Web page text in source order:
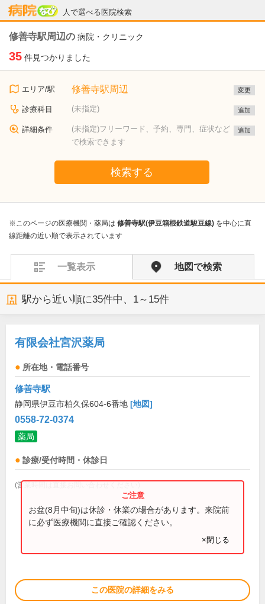
人で選べる医院検索
病院なび
修善寺駅周辺の 病院・クリニック
35 件見つかりました
エリア/駅 修善寺駅周辺 変更
診療科目 (未指定) 追加
詳細条件
(未指定)フリーワード、予約、専門、症状など
で検索できます
追加
検索する
※このページの医療機関・薬局は 修善寺駅(伊豆箱根鉄道駿豆線) を中心に直
線距離の近い順で表示されています
一覧表示 地図で検索
駅から近い順に35件中、 1～15件
有限会社宮沢薬局
所在地・電話番号
修善寺駅
静岡県伊豆市柏久保604-6番地 [地図]
0558-72-0374
薬局
診療/受付時間・休診日
(営業時間は直接お問い合わせください)
お盆(8月中旬)は休診・休業の場合があります。来院前
に必ず医療機関に直接ご確認ください。
×閉じる
この医院の詳細をみる